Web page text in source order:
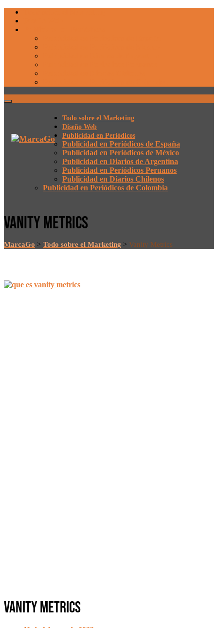
Todo sobre el Marketing
Diseño Web
Publicidad en Periódicos
Publicidad en Periódicos de España
Publicidad en Periódicos de México
Publicidad en Diarios de Argentina
Publicidad en Periódicos Peruanos
Publicidad en Diarios Chilenos
Publicidad en Periódicos de Colombia
VANITY METRICS
MarcaGo > Todo sobre el Marketing > Vanity Metrics
Vanity Metrics